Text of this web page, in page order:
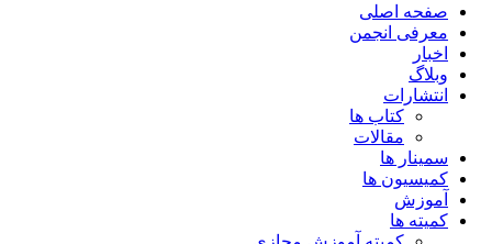
صفحه اصلی
معرفی انجمن
اخبار
وبلاگ
انتشارات
کتاب ها
مقالات
سمینار ها
کمیسیون ها
آموزش
کمیته ها